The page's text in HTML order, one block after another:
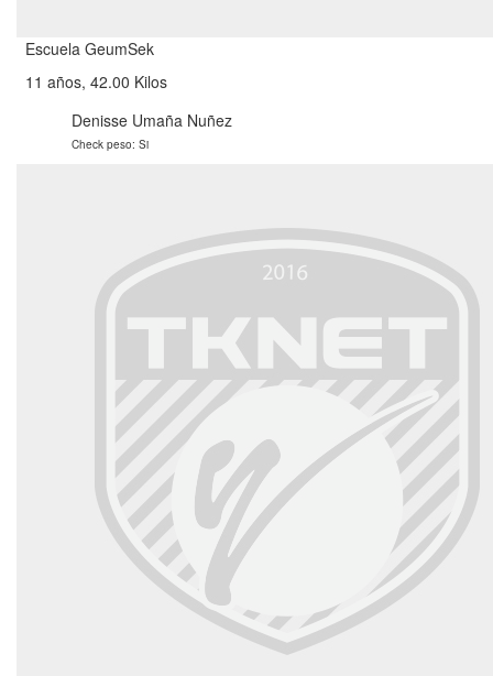
Escuela GeumSek
11 años, 42.00 Kilos
Denisse Umaña Nuñez
Check peso: Si